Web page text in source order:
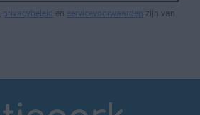
privacybeleid en servicevoorwaarden zijn van